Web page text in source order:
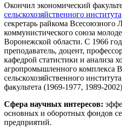
Окончил экономический
сельскохозяйственного института
секретарь райкома Всесоюзного
коммунистического союза
Воронежской области. С 1966
преподаватель, доцент,
кафедрой статистики и анализа
агропромышленного комплекса
сельскохозяйственного
факультета (1969-1977, 1989-
Сфера научных интересов:
основных и оборотных фондов
предприятий.